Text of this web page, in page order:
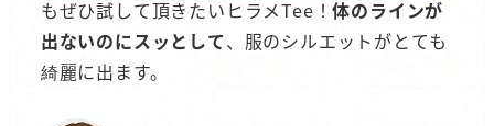
もぜひ試して頂きたいヒラメTee！体のラインが
出ないのにスッとして、服のシルエットがとても
綺麗に出ます。